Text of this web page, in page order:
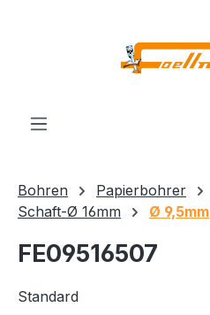
Bohren Papierbohrer
Schaft-Ø 16mm
Ø 9,5mm
FE09516507
Standard